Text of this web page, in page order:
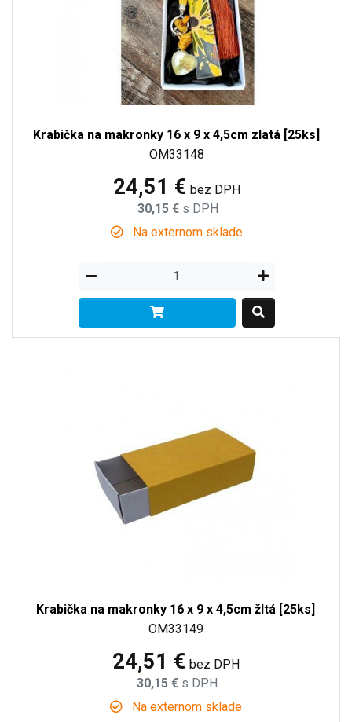
Krabička na makronky 16 x 9 x 4,5cm zlatá [25ks]
OM33148
24,51 € bez DPH
30,15 € s DPH
Na externom sklade
Krabička na makronky 16 x 9 x 4,5cm žltá [25ks]
OM33149
24,51 € bez DPH
30,15 € s DPH
Na externom sklade